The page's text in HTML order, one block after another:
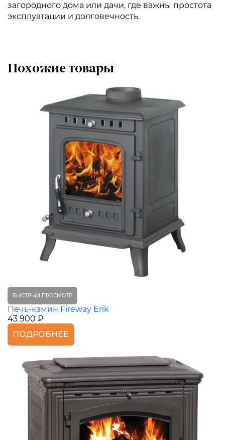
загородного дома или дачи, где важны простота
эксплуатации и долговечность.
Похожие товары
БЫСТРЫЙ ПРОСМОТР
Печь-камин Fireway Erik
43 900 ₽
ПОДРОБНЕЕ